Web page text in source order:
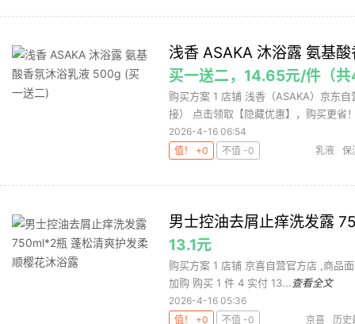
浅香 ASAKA 沐浴露 氨基
买一送二，14.65元/件（
购买方案 1 店铺 浅香（ASAKA）京东
接） 点击领取【隐藏优惠】，购买更省
2026-4-16 06:54
值！ +0
不值 -0 乳液 保
男士控油去屑止痒洗发露
13.1元
购买方案 1 店铺 京喜自营官方店 ,商品
加购 购买 1 件 4 实付 13... 查看全文
2026-4-16 05:36
值！ +0
不值 -0 京喜
历史